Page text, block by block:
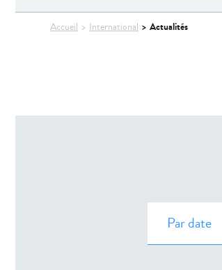
Vous
Accueil International Actualités